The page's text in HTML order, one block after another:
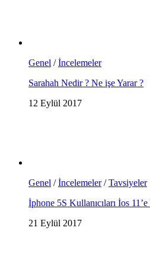
Genel /İncelemeler
Sarahah Nedir ? Ne işe Yarar ?
12 Eylül 2017
Genel /İncelemeler/Tavsiyeler
İphone 5S Kullanıcıları İos
21 Eylül 2017